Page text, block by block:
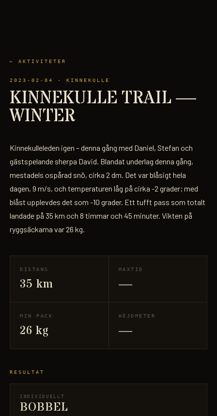
← AKTIVITETER
2023-02-04 · KINNEKULLE
KINNEKULLE TRAIL —
WINTER
Kinnekulleleden igen – denna gång med Daniel, Stefan och
gästspelande sherpa David. Blandat underlag denna gång,
mestadels ospårad snö, cirka 2 dm. Det var blåsigt hela
dagen, 9 m/s, och temperaturen låg på cirka -2 grader; med
blåst upplevdes det som -10 grader. Ett tufft pass som totalt
landade på 35 km och 8 timmar och 45 minuter. Vikten på
ryggsäckarna var 26 kg.
DISTANS
35 km
MAXTID
—
MIN PACK
26 kg
HÖJDMETER
—
RESULTAT
INDIVIDUELLT
BOBBEL